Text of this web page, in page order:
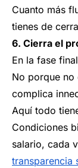
Cuanto más
tienes de
6. Cierra el
En la fase
No porque no
complica
Aquí todo
Condiciones
salario, cada
transparencia